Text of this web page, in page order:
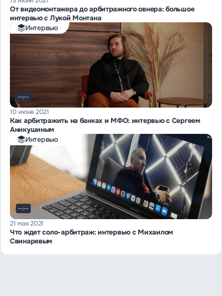
От видеомонтажера до арбитражного овнера: большое
интервью с Лукой Монтана
Интервью
--:--
10 июня 2021
Как арбитражить на банках и МФО: интервью с Сергеем
Аникушиным
Интервью
--:--
21 мая 2021
Что ждет соло-арбитраж: интервью с Михаилом
Свинаревым